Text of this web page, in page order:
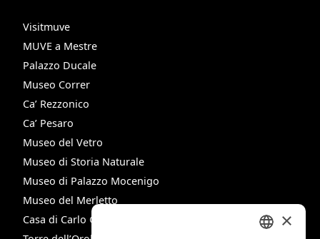
Visitmuve
MUVE a Mestre
Palazzo Ducale
Museo Correr
Ca’ Rezzonico
Ca’ Pesaro
Museo del Vetro
Museo di Storia Naturale
Museo di Palazzo Mocenigo
Museo del Merletto
Casa di Carlo Goldoni
×